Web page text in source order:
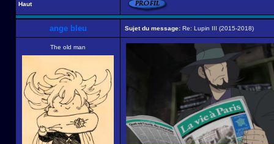
Haut
ange bleu Sujet du message: Re: Lupin III (2015-2018)
The old man